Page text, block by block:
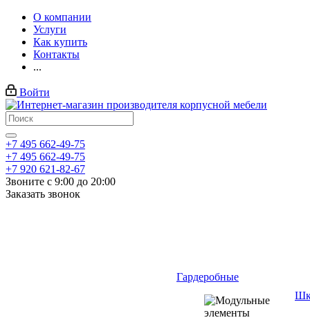
О компании
Услуги
Как купить
Контакты
...
Войти
+7 495 662-49-75
+7 495 662-49-75
+7 920 621-82-67
Звоните с 9:00 до 20:00
Заказать звонок
Гардеробные